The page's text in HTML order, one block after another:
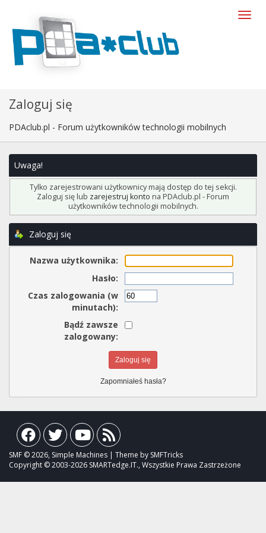
Zaloguj się
PDAclub.pl - Forum użytkowników technologii mobilnych
Uwaga!
Tylko zarejestrowani użytkownicy mają dostęp do tej sekcji.
Zaloguj się lub zarejestruj konto na PDAclub.pl - Forum
użytkowników technologii mobilnych.
Zaloguj się
Nazwa użytkownika:
Hasło:
Czas zalogowania (w
minutach):
Bądź zawsze
zalogowany:
Zapomniałeś hasła?
SMF © 2026, Simple Machines | Theme by SMFTricks
Copyright © 2003-2026 SMARTedge.IT., Wszystkie Prawa Zastrzeżone